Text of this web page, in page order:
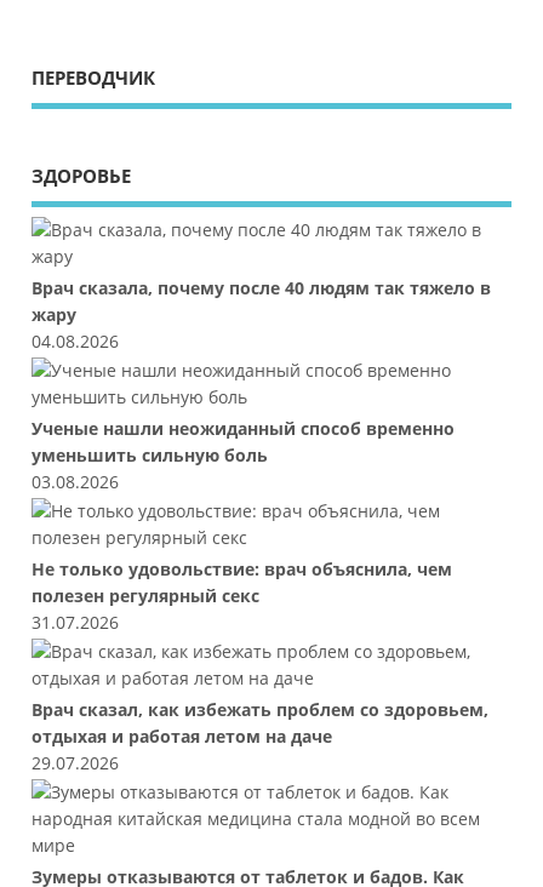
ПЕРЕВОДЧИК
ЗДОРОВЬЕ
Врач сказала, почему после 40 людям так тяжело в
жару
04.08.2026
Ученые нашли неожиданный способ временно
уменьшить сильную боль
03.08.2026
Не только удовольствие: врач объяснила, чем
полезен регулярный секс
31.07.2026
Врач сказал, как избежать проблем со здоровьем,
отдыхая и работая летом на даче
29.07.2026
Зумеры отказываются от таблеток и бадов. Как